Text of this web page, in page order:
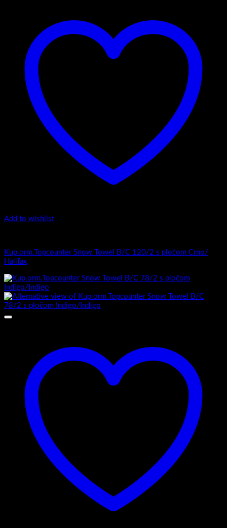
Add to wishlist
Kup.orm.Topcounter Snow Towel B/C 120/2 s pločom Crno/
Halifax